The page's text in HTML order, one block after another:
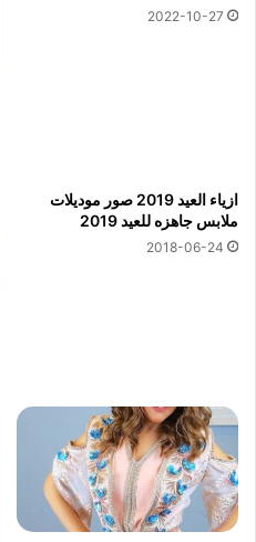
2022-10-27
ازياء العيد 2019 صور موديلات
ملابس جاهزه للعيد 2019
2018-06-24